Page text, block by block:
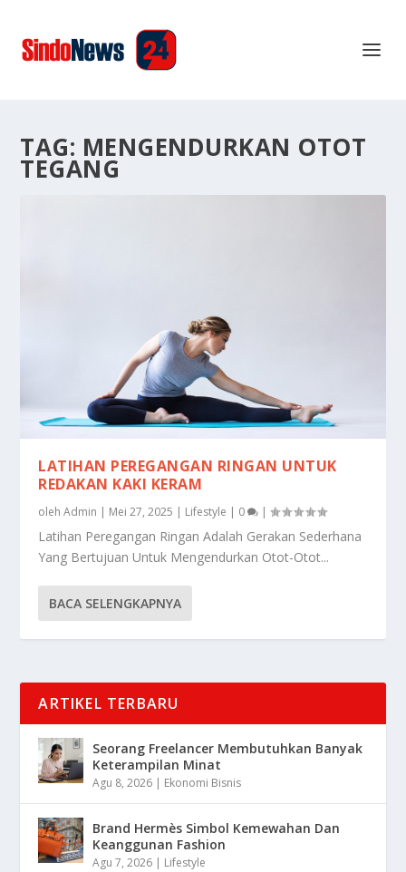
TAG: MENGENDURKAN OTOT
TEGANG
LATIHAN PEREGANGAN RINGAN UNTUK
REDAKAN KAKI KERAM
olehAdmin | Mei 27, 2025 | Lifestyle | 0 |
Latihan Peregangan Ringan Adalah Gerakan Sederhana
Yang Bertujuan Untuk Mengendurkan Otot-Otot...
BACA SELENGKAPNYA
ARTIKEL TERBARU
Seorang Freelancer Membutuhkan Banyak
Keterampilan Minat
Agu 8, 2026 | Ekonomi Bisnis
Brand Hermès Simbol Kemewahan Dan
Keanggunan Fashion
Agu 7, 2026 | Lifestyle